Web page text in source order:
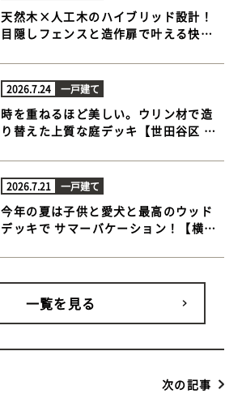
天然木×人工木のハイブリッド設計！
目隠しフェンスと造作扉で叶える快適
ドデッキ】
2026.7.24 一戸建て
時を重ねるほど美しい。ウリン材で造
り替えた上質な庭デッキ【世田谷区 一
2026.7.21 一戸建て
今年の夏は子供と愛犬と最高のウッド
デッキで サマーバケーション！【横浜
一覧を見る
次の記事